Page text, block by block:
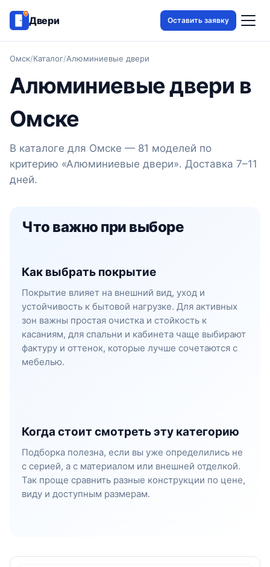
Двери Оставить заявку
Омск/Каталог/Алюминиевые двери
Алюминиевые двери в
Омске
В каталоге для Омске — 81 моделей по
критерию «Алюминиевые двери». Доставка 7–11
дней.
Что важно при выборе
Как выбрать покрытие
Покрытие влияет на внешний вид, уход и
устойчивость к бытовой нагрузке. Для активных
зон важны простая очистка и стойкость к
касаниям, для спальни и кабинета чаще выбирают
фактуру и оттенок, которые лучше сочетаются с
мебелью.
Когда стоит смотреть эту категорию
Подборка полезна, если вы уже определились не
с серией, а с материалом или внешней отделкой.
Так проще сравнить разные конструкции по цене,
виду и доступным размерам.